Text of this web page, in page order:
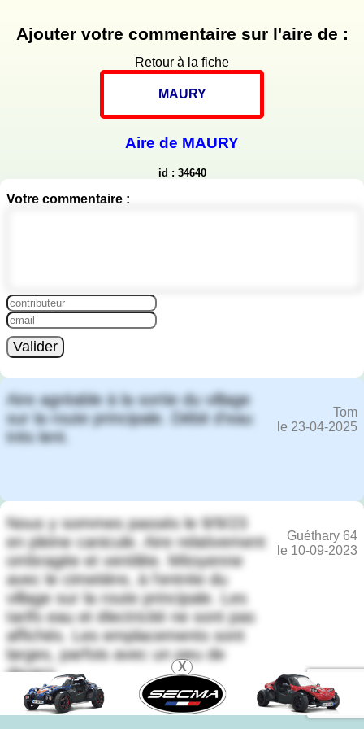
X
Ajouter votre commentaire sur l'aire de :
Retour à la fiche
MAURY
Aire de MAURY
id : 34640
Votre commentaire :
Valider
Aire agréable à la sortie du village
sur la route principale. Débit d'eau
très lent.
Tom
le 23-04-2025
Nous y sommes passés le 9/9/23
en pleine canicule. Aire relativement
ombragée et ventilée. Mitoyenne
avec le cimetière, à l'entrée du
village sur la route principale. Les
tarifs eau et électricité ne sont pas
affichés. Les emplacements sont
larges, parfois avec un peu de
devers.
Guéthary 64
le 10-09-2023